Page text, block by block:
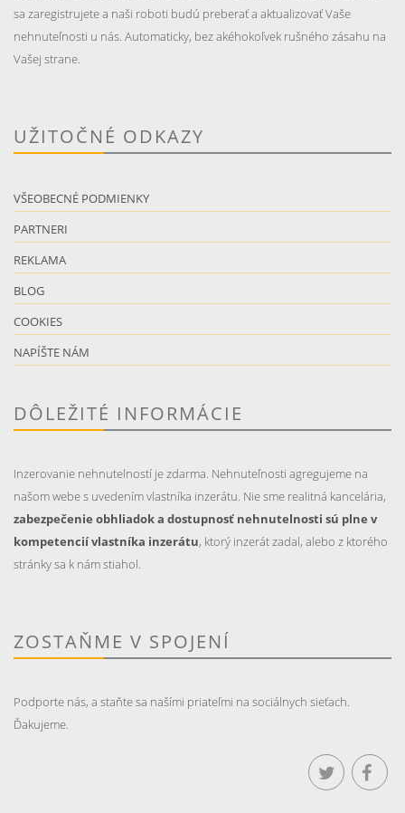
sa zaregistrujete a naši roboti budú preberať a aktualizovať Vaše
nehnuteľnosti u nás. Automaticky, bez akéhokoľvek rušného zásahu na
Vašej strane.
UŽITOČNÉ ODKAZY
VŠEOBECNÉ PODMIENKY
PARTNERI
REKLAMA
BLOG
COOKIES
NAPÍŠTE NÁM
DÔLEŽITÉ INFORMÁCIE
Inzerovanie nehnutelností je zdarma. Nehnuteľnosti agregujeme na
našom webe s uvedením vlastníka inzerátu. Nie sme realitná kancelária,
zabezpečenie obhliadok a dostupnosť nehnutelnosti sú plne v
kompetencií vlastníka inzerátu, ktorý inzerát zadal, alebo z ktorého
stránky sa k nám stiahol.
ZOSTAŇME V SPOJENÍ
Podporte nás, a staňte sa našími priateľmi na sociálnych sieťach.
Ďakujeme.